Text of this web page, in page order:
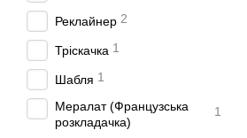
Реклайнер 2
Тріскачка 1
Шабля 1
Мералат (Французська
розкладачка)
1